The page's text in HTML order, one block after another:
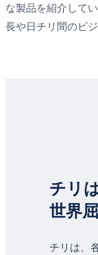
な製品を紹介して
長や日チリ間のビ
WINE
ワイン
SEA
HONEY
チリ
世界
チリは、